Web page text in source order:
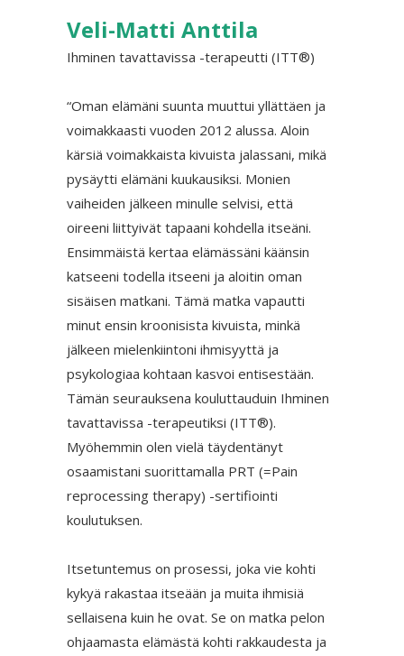
Veli-Matti Anttila
Ihminen tavattavissa -terapeutti (ITT®)
“Oman elämäni suunta muuttui yllättäen ja
voimakkaasti vuoden 2012 alussa. Aloin
kärsiä voimakkaista kivuista jalassani, mikä
pysäytti elämäni kuukausiksi. Monien
vaiheiden jälkeen minulle selvisi, että
oireeni liittyivät tapaani kohdella itseäni.
Ensimmäistä kertaa elämässäni käänsin
katseeni todella itseeni ja aloitin oman
sisäisen matkani. Tämä matka vapautti
minut ensin kroonisista kivuista, minkä
jälkeen mielenkiintoni ihmisyyttä ja
psykologiaa kohtaan kasvoi entisestään.
Tämän seurauksena kouluttauduin Ihminen
tavattavissa -terapeutiksi (ITT®).
Myöhemmin olen vielä täydentänyt
osaamistani suorittamalla PRT (=Pain
reprocessing therapy) -sertifiointi
koulutuksen.
Itsetuntemus on prosessi, joka vie kohti
kykyä rakastaa itseään ja muita ihmisiä
sellaisena kuin he ovat. Se on matka pelon
ohjaamasta elämästä kohti rakkaudesta ja